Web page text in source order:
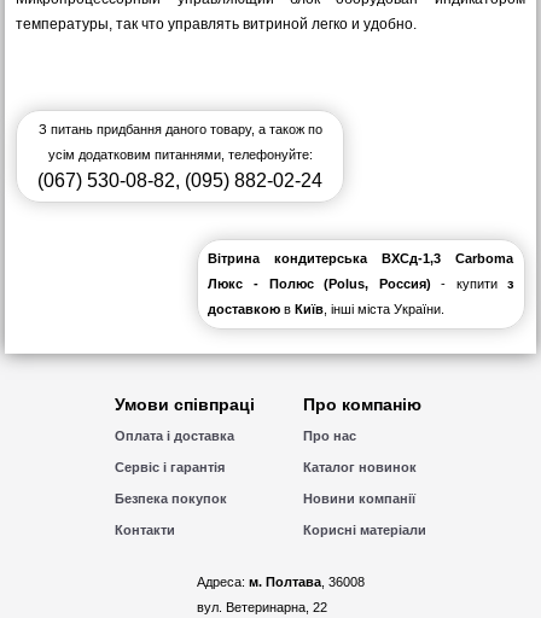
температуры, так что управлять витриной легко и удобно.
З питань придбання даного товару, а також по
усім додатковим питаннями, телефонуйте:
(067) 530-08-82, (095) 882-02-24
Вітрина кондитерська ВХСд-1,3 Carboma
Люкс - Полюс (Polus, Россия)- купитиз
доставкою вКиїв , інші міста України.
Умови співпраці
Оплата і доставка
Сервіс і гарантія
Безпека покупок
Контакти
Про компанію
Про нас
Каталог новинок
Новини компанії
Корисні матеріали
Адреса:м. Полтава , 36008
вул. Ветеринарна, 22